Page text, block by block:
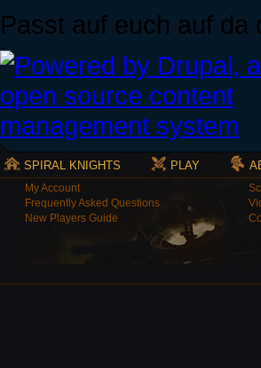
Passt auf euch auf
SPIRAL KNIGHTS PLAY
My Account
Frequently Asked Questions
New Players Guide